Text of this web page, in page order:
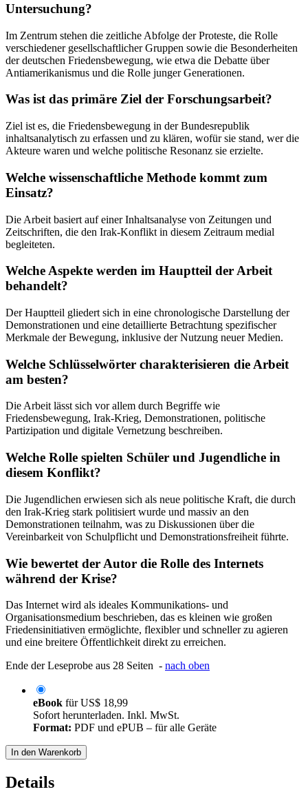
Untersuchung?
Im Zentrum stehen die zeitliche Abfolge der Proteste, die Rolle
verschiedener gesellschaftlicher Gruppen sowie die Besonderheiten
der deutschen Friedensbewegung, wie etwa die Debatte über
Antiamerikanismus und die Rolle junger Generationen.
Was ist das primäre Ziel der Forschungsarbeit?
Ziel ist es, die Friedensbewegung in der Bundesrepublik
inhaltsanalytisch zu erfassen und zu klären, wofür sie stand, wer die
Akteure waren und welche politische Resonanz sie erzielte.
Welche wissenschaftliche Methode kommt zum
Einsatz?
Die Arbeit basiert auf einer Inhaltsanalyse von Zeitungen und
Zeitschriften, die den Irak-Konflikt in diesem Zeitraum medial
begleiteten.
Welche Aspekte werden im Hauptteil der Arbeit
behandelt?
Der Hauptteil gliedert sich in eine chronologische Darstellung der
Demonstrationen und eine detaillierte Betrachtung spezifischer
Merkmale der Bewegung, inklusive der Nutzung neuer Medien.
Welche Schlüsselwörter charakterisieren die Arbeit
am besten?
Die Arbeit lässt sich vor allem durch Begriffe wie
Friedensbewegung, Irak-Krieg, Demonstrationen, politische
Partizipation und digitale Vernetzung beschreiben.
Welche Rolle spielten Schüler und Jugendliche in
diesem Konflikt?
Die Jugendlichen erwiesen sich als neue politische Kraft, die durch
den Irak-Krieg stark politisiert wurde und massiv an den
Demonstrationen teilnahm, was zu Diskussionen über die
Vereinbarkeit von Schulpflicht und Demonstrationsfreiheit führte.
Wie bewertet der Autor die Rolle des Internets
während der Krise?
Das Internet wird als ideales Kommunikations- und
Organisationsmedium beschrieben, das es kleinen wie großen
Friedensinitiativen ermöglichte, flexibler und schneller zu agieren
und eine breitere Öffentlichkeit direkt zu erreichen.
Ende der Leseprobe aus 28 Seiten - nach oben
eBook fürUS$ 18,99
Sofort herunterladen. Inkl. MwSt.
Format: PDF und ePUB – für alle Geräte
In den Warenkorb
Details